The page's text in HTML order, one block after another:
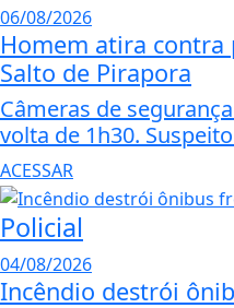
06/08/2026
Homem atira contra
Salto de Pirapora
Câmeras de
volta de 1h30.
ACESSAR
Policial
04/08/2026
Incêndio destrói